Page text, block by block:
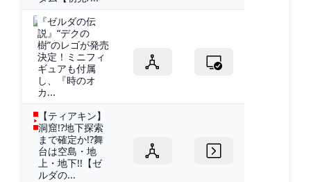
『ゼルダの伝
説』“デクの
樹”のレゴが発売
決定！ミニフィ
ギュアも付属
し、『時のオ
カ...
【ティアキン】
洞窟!?地下探索
まで確定か!?舞
台は空島・地
上・地下!!【ゼ
ルダの...